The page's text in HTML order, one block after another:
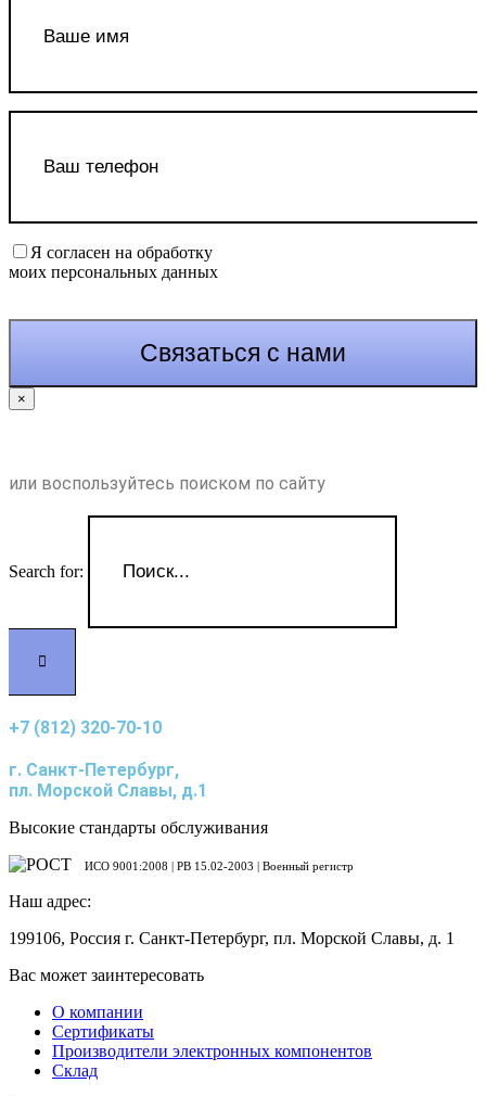
Я согласен на обработку
моих персональных данных
×
или воспользуйтесь поиском по сайту
Search for:
+7 (812) 320-70-10
г. Санкт-Петербург,
пл. Морской Славы, д.1
Высокие стандарты обслуживания
ИСО 9001:2008 | PB 15.02-2003 | Военный регистр
Наш адрес:
199106, Россия г. Санкт-Петербург, пл. Морской Славы, д. 1
Вас может заинтересовать
О компании
Сертификаты
Производители электронных компонентов
Склад